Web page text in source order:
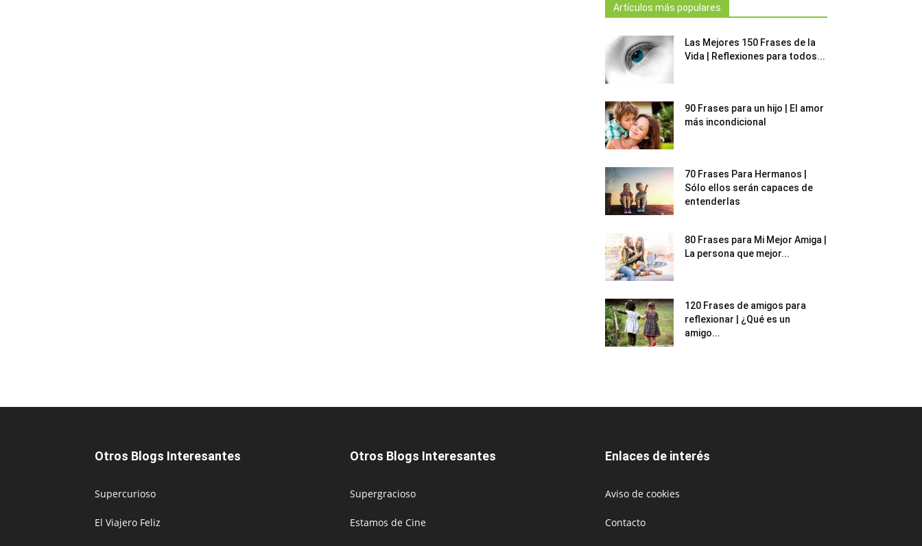
Artículos más populares
Las Mejores 150 Frases de la
Vida | Reflexiones para todos...
90 Frases para un hijo | El amor
más incondicional
70 Frases Para Hermanos |
Sólo ellos serán capaces de
entenderlas
80 Frases para Mi Mejor Amiga |
La persona que mejor...
120 Frases de amigos para
reflexionar | ¿Qué es un
amigo...
Otros Blogs Interesantes
Supercurioso
El Viajero Feliz
Otros Blogs Interesantes
Supergracioso
Estamos de Cine
Enlaces de interés
Aviso de cookies
Contacto